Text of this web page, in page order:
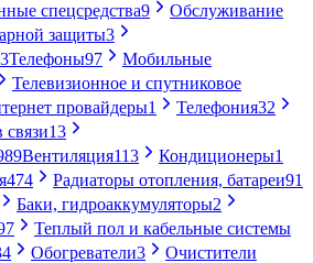
спецсредства9
Обслуживание
защиты3
Телефоны97
Мобильные
Телевизионное и спутниковое
провайдеры1 Телефония32
13
Вентиляция113 Кондиционеры1
474 Радиаторы отопления, батареи91
Баки, гидроаккумуляторы2
Теплый пол и кабельные системы
Обогреватели3
Очистители